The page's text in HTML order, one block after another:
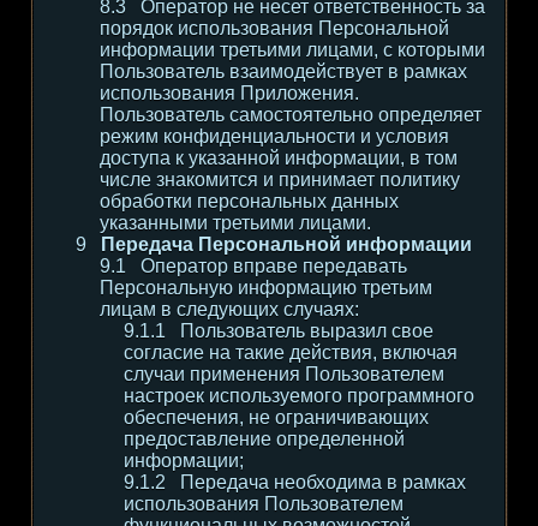
Оператор не несет ответственность за
порядок использования Персональной
информации третьими лицами, с которыми
Пользователь взаимодействует в рамках
использования Приложения.
Пользователь самостоятельно определяет
режим конфиденциальности и условия
доступа к указанной информации, в том
числе знакомится и принимает политику
обработки персональных данных
указанными третьими лицами.
Передача Персональной информации
Оператор вправе передавать
Персональную информацию третьим
лицам в следующих случаях:
Пользователь выразил свое
согласие на такие действия, включая
случаи применения Пользователем
настроек используемого программного
обеспечения, не ограничивающих
предоставление определенной
информации;
Передача необходима в рамках
использования Пользователем